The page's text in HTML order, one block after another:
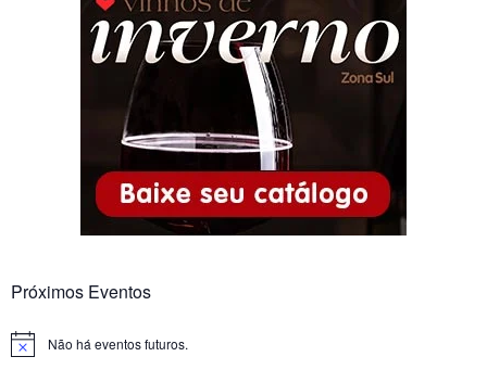
Próximos Eventos
Notice Não há eventos futuros.